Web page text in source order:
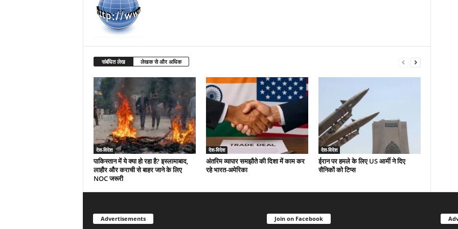
संबंधित लेख लेखक से और अधिक
देश-विदेश
पाकिस्तान में ये क्या हो रहा है? इस्लामाबाद,
लाहौर और कराची से बाहर जाने के लिए
NOC जरूरी
देश-विदेश
अंतरिम व्यापार समझौते की दिशा में काम कर
रहे भारत-अमेरिका
देश-विदेश
ईरान पर हमले के लिए US आर्मी ने दिए
सैनिकों को टिप्स
Advertisements Join on Facebook